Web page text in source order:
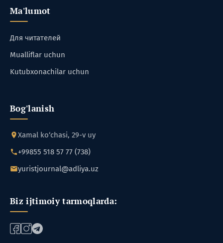
Ma'lumot
Для читателей
Mualliflar uchun
Kutubxonachilar uchun
Bog'lanish
Xamal ko‘chasi, 29-v uy
+99855 518 57 77 (738)
yuristjournal@adliya.uz
Biz ijtimoiy tarmoqlarda: